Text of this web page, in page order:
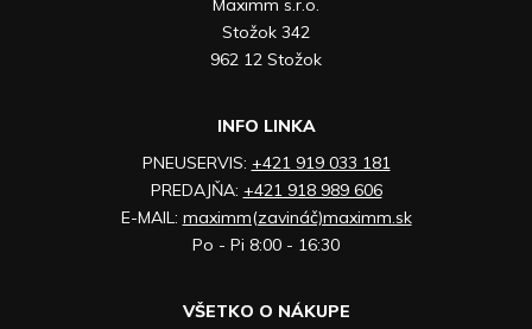
Stožok 342
962 12 Stožok
INFO LINKA
PNEUSERVIS: +421 919 033 181
PREDAJŇA: +421 918 989 606
E-MAIL: maximm(zavináč)maximm.sk
Po - Pi 8:00 - 16:30
VŠETKO O NÁKUPE